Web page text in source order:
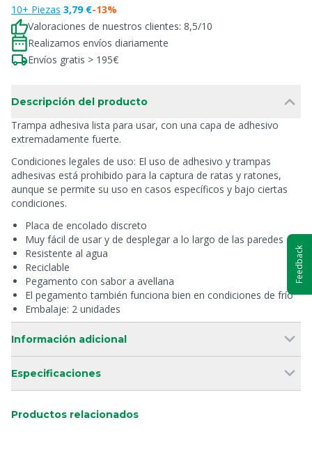
10+ Piezas 3,79 €-13%
Valoraciones de nuestros clientes: 8,5/10
Realizamos envíos diariamente
Envíos gratis > 195€
Descripción del producto
Trampa adhesiva lista para usar, con una capa de adhesivo
extremadamente fuerte.
Condiciones legales de uso: El uso de adhesivo y trampas
adhesivas está prohibido para la captura de ratas y ratones,
aunque se permite su uso en casos específicos y bajo ciertas
condiciones.
Placa de encolado discreto
Muy fácil de usar y de desplegar a lo largo de las paredes
Resistente al agua
Reciclable
Pegamento con sabor a avellana
El pegamento también funciona bien en condiciones de frío
Embalaje: 2 unidades
Información adicional
Especificaciones
Productos relacionados
Feedback